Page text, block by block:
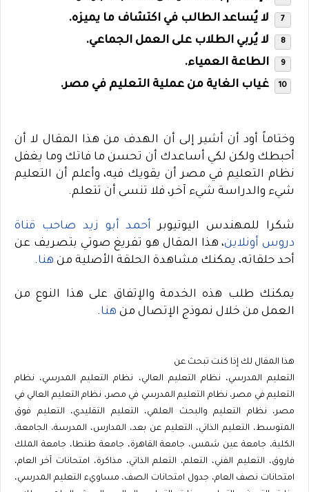
لا يُساعد الطالب في اكتشاف ما يميزه.
لا يُربي الطلاب على العمل الجماعي.
الطاعة العمياء.
غياب الغاية من عملية التعليم في مصر.
وختاماً أود أن أشير إلى أن الهدف من هذا المقال لا أن
أحبطك ولكن لكي أساعدك أن تحسن ما فاتك وما يغفل
نظام التعليم في مصر أن يقويك فيه، وأعلم أن التعليم
شيء والدراسة شيء آخر، فلا تنسى أن تتعلم.
شكرا للمهندس اليوتيوبر أحمد أبو زيد صاحب قناة
دروس أونلاين، هذا المقال هو تفريغ صوتي بتصريف عن
أحد حلقاته، يمكنك مشاهدة الحلقة الأصلية من هنا.
يمكنك طلب هذه الخدمة والإتفاق على هذا النوع من
العمل من خلال نموذج الإتصال من هنا.
هذا المقال لك إذا كنت تبحث عن
التعليم المدرسي، نظام التعليم العالي، نظام التعليم المدرسي، نظام
التعليم في مصر، نظام التعليم المدرسي في مصر، نظام التعليم العالي في
مصر، نظام التعليم والبحث العلمي، التعليم التقليدي، التعليم فوق
المتوسط، التعليم الذاتي، التعليم عن بعد، المدارس، المدرسة، الجامعة،
الكلية، جامعة عين شمس، جامعة القاهرة، جامعة طنطا، جامعة الملك
فاروق، التعليم الفني، التعلم، التعلم الذاتي، مذاكرة، امتحانات آخر العام،
امتحانات نصف العام، جدول امتحانات الصف، مساويء التعليم المدرسي،